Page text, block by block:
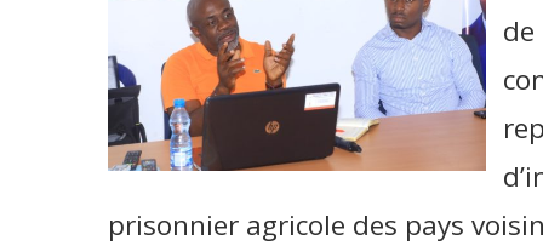
prisonnier agricole des pays